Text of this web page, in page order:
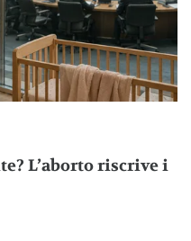
L’aborto riscrive i